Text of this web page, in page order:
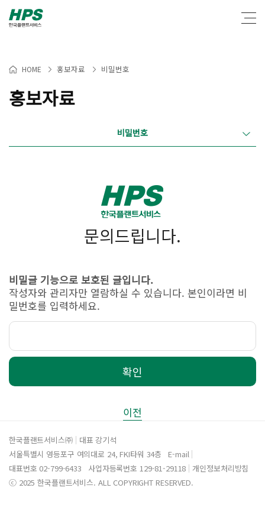
HOME > 홍보자료 > 비밀번호
홍보자료
비밀번호
문의드립니다.
비밀글 기능으로 보호된 글입니다.
작성자와 관리자만 열람하실 수 있습니다. 본인이라면 비
밀번호를 입력하세요.
확인
이전
한국플랜트서비스㈜
대표 강기석
서울특별시 영등포구 여의대로 24, FKI타워 34층
E-mail
대표번호 02-799-6433 사업자등록번호 129-81-29118 개인정보처리방침
ⓒ 2025 한국플랜트서비스. ALL COPYRIGHT RESERVED.